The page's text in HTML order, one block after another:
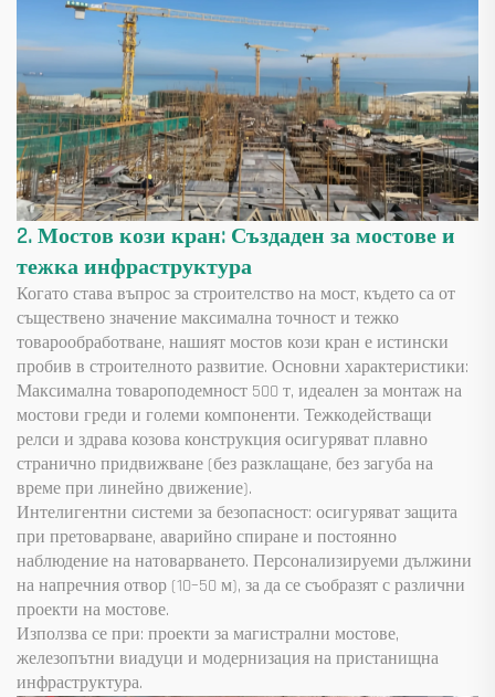
2. Мостов кози кран: Създаден за мостове и
тежка инфраструктура
Когато става въпрос за строителство на мост, където са от
съществено значение максимална точност и тежко
товарообработване, нашият мостов кози кран е истински
пробив в строителното развитие. Основни характеристики:
Максимална товароподемност 500 т, идеален за монтаж на
мостови греди и големи компоненти. Тежкодействащи
релси и здрава козова конструкция осигуряват плавно
странично придвижване (без разклащане, без загуба на
време при линейно движение).
Интелигентни системи за безопасност: осигуряват защита
при претоварване, аварийно спиране и постоянно
наблюдение на натоварването. Персонализируеми дължини
на напречния отвор (10–50 м), за да се съобразят с различни
проекти на мостове.
Използва се при: проекти за магистрални мостове,
железопътни виадуци и модернизация на пристанищна
инфраструктура.